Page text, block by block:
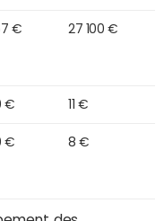
€ 27 100 €
€ 11 €
€ 8 €